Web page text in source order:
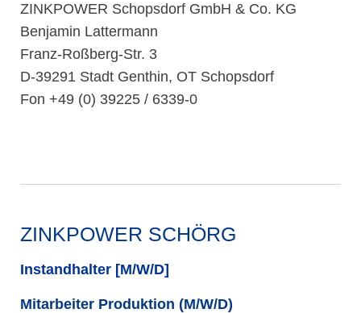
ZINKPOWER Schopsdorf GmbH & Co. KG
Benjamin Lattermann
Franz-Roßberg-Str. 3
D-39291 Stadt Genthin, OT Schopsdorf
Fon +49 (0) 39225 / 6339-0
ZINKPOWER SCHÖRG
Instandhalter [M/W/D]
Mitarbeiter Produktion (M/W/D)